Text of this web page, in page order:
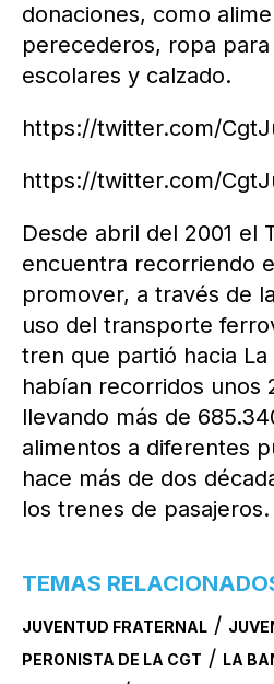
donaciones, como
perecederos, ropa
escolares y calzado.
https://twitter.com/
https://twitter.com/
Desde abril del 2001 el
encuentra recorriendo
promover, a través de
uso del transporte
tren que partió hacia La
habían recorridos unos
llevando más de
alimentos a diferentes
hace más de dos
los trenes de pasajeros.
TEMAS
JUVENTUD FRATERNAL /
PERONISTA DE LA CGT / LA